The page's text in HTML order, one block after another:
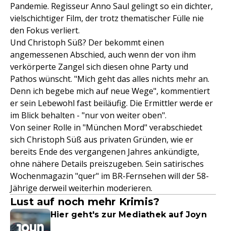
Pandemie. Regisseur Anno Saul gelingt so ein dichter,
vielschichtiger Film, der trotz thematischer Fülle nie
den Fokus verliert.
Und Christoph Süß? Der bekommt einen
angemessenen Abschied, auch wenn der von ihm
verkörperte Zangel sich diesen ohne Party und
Pathos wünscht. "Mich geht das alles nichts mehr an.
Denn ich begebe mich auf neue Wege", kommentiert
er sein Lebewohl fast beiläufig. Die Ermittler werde er
im Blick behalten - "nur von weiter oben".
Von seiner Rolle in "München Mord" verabschiedet
sich Christoph Süß aus privaten Gründen, wie er
bereits Ende des vergangenen Jahres ankündigte,
ohne nähere Details preiszugeben. Sein satirisches
Wochenmagazin "quer" im BR-Fernsehen will der 58-
Jährige derweil weiterhin moderieren.
Lust auf noch mehr Krimis?
Hier geht's zur Mediathek auf Joyn